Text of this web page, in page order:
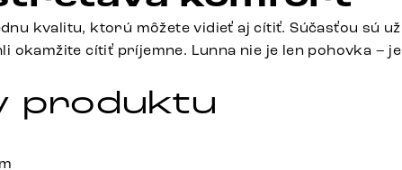
kvalitu, ktorú môžete vidieť aj cítiť. Súčasťou sú už
okamžite cítiť príjemne. Lunna nie je len pohovka – je
produktu